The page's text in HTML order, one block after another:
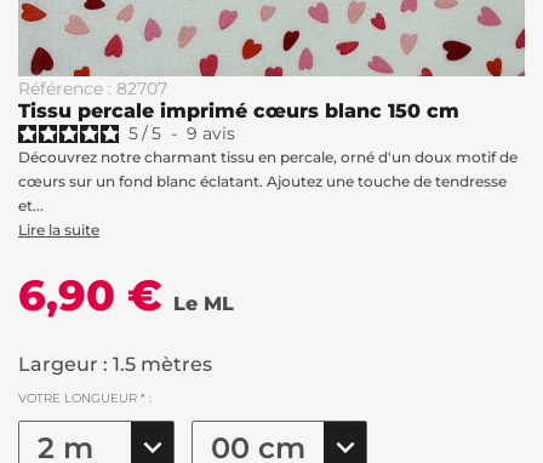
Référence : 82707
Tissu percale imprimé cœurs blanc 150 cm
5/5 - 9 avis
Découvrez notre charmant tissu en percale, orné d'un doux motif de
cœurs sur un fond blanc éclatant. Ajoutez une touche de tendresse
et...
Lire la suite
6,90 € Le ML
Largeur : 1.5 mètres
VOTRE LONGUEUR * :